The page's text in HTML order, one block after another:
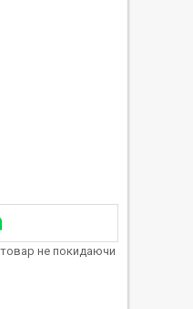
товар не покидаючи